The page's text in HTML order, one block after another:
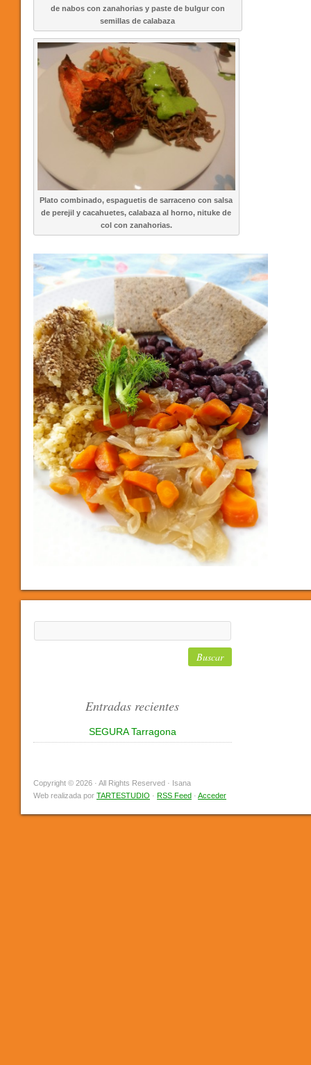
de nabos con zanahorias y paste de bulgur con
semillas de calabaza
Plato combinado, espaguetis de sarraceno con salsa
de perejil y cacahuetes, calabaza al horno, nituke de
col con zanahorias.
Entradas recientes
SEGURA Tarragona
Copyright © 2026 · All Rights Reserved · Isana
Web realizada por TARTESTUDIO · RSS Feed · Acceder